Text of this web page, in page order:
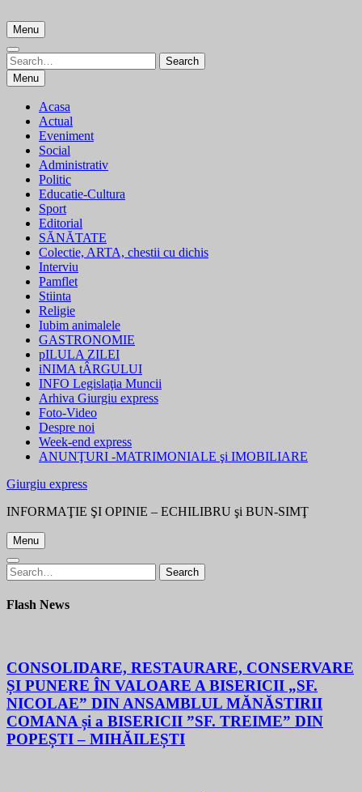
to
content
Menu
Search
for:
Search
Menu
Acasa
Actual
Eveniment
Social
Administrativ
Politic
Educatie-Cultura
Sport
Editorial
SĂNĂTATE
Colectie, ARTA, chestii cu dichis
Interviu
Pamflet
Stiinta
Religie
Iubim animalele
GASTRONOMIE
pILULA ZILEI
iNIMA tÂRGULUI
INFO Legislaţia Muncii
Arhiva Giurgiu express
Foto-Video
Despre noi
Week-end express
ANUNŢURI -MATRIMONIALE şi IMOBILIARE
Giurgiu express
INFORMAŢIE ŞI OPINIE – ECHILIBRU şi BUN-SIMŢ
Menu
Search
for:
Search
Flash News
CONSOLIDARE, RESTAURARE, CONSERVARE
ȘI PUNERE ÎN VALOARE A BISERICII „SF.
NICOLAE” DIN ANSAMBLUL MĂNĂSTIRII
COMANA și a BISERICII ”SF. TREIME” DIN
POPEȘTI – MIHĂILEȘTI